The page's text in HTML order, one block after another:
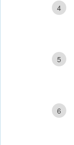
4
5
6